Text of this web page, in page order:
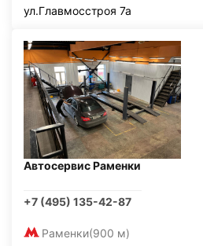
ул.Главмосстроя 7а
Автосервис Раменки
+7 (495) 135-42-87
Раменки(900 м)